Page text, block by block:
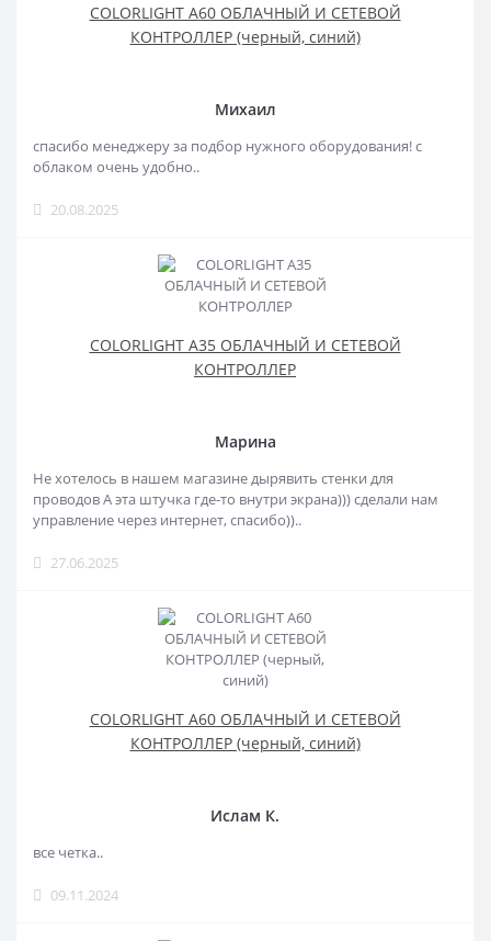
COLORLIGHT A60 ОБЛАЧНЫЙ И СЕТЕВОЙ
КОНТРОЛЛЕР (черный, синий)
Михаил
спасибо менеджеру за подбор нужного оборудования! с
облаком очень удобно..
20.08.2025
COLORLIGHT A35 ОБЛАЧНЫЙ И СЕТЕВОЙ
КОНТРОЛЛЕР
Марина
Не хотелось в нашем магазине дырявить стенки для
проводов А эта штучка где-то внутри экрана))) сделали нам
управление через интернет, спасибо))..
27.06.2025
COLORLIGHT A60 ОБЛАЧНЫЙ И СЕТЕВОЙ
КОНТРОЛЛЕР (черный, синий)
Ислам К.
все четка..
09.11.2024